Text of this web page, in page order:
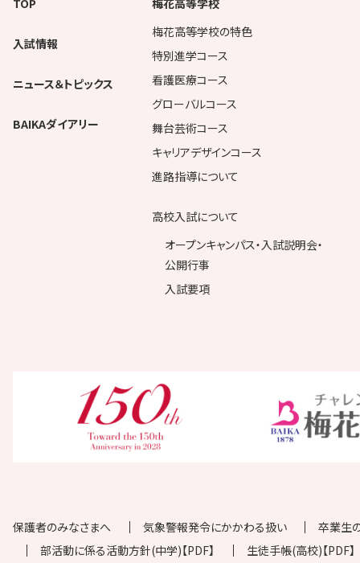
入試情報
ニュース＆トピックス
BAIKAダイアリー
梅花高等学校の特色
特別進学コース
看護医療コース
グローバルコース
舞台芸術コース
キャリアデザインコース
進路指導について
高校入試について
オープンキャンパス・入試説明会・
公開行事
入試要項
保護者のみなさまへ 気象警報発令にかかわる扱い
卒業生
部活動に係る活動方針(中学)【PDF】
生徒手帳(高校)【PDF】